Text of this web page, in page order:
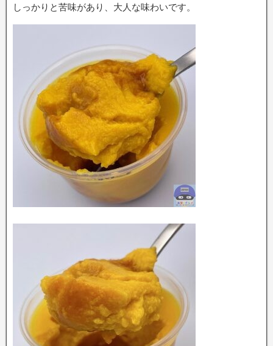
しっかりと苦味があり、大人な味わいです。